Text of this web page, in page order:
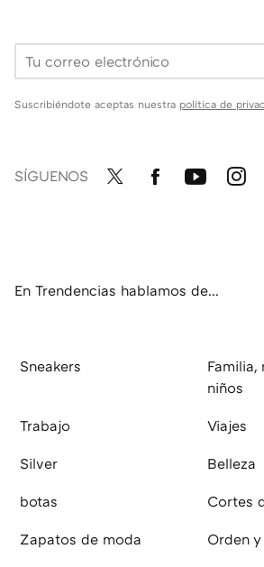
Suscribiéndote aceptas nuestra política de
SÍGUENOS
En Trendencias hablamos de...
Sneakers
Familia,
niños
Trabajo Viajes
Silver Belleza
botas Cortes
Zapatos de moda Orden